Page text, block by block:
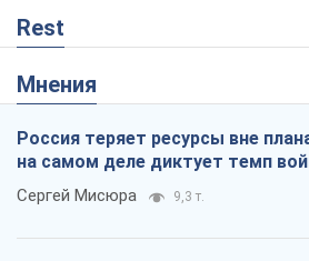
Rest
Мнения
Россия теряет ресурсы вне
на самом деле диктует темп
Сергей Мисюра 9,3 т.